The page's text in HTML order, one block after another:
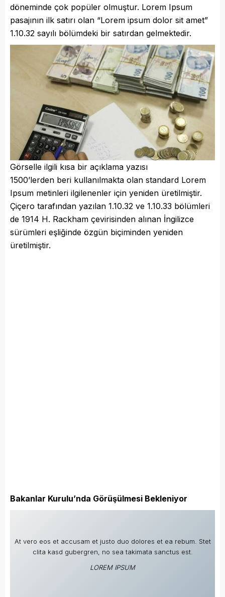
döneminde çok popüler olmuştur. Lorem Ipsum
pasajının ilk satırı olan “Lorem ipsum dolor sit amet”
1.10.32 sayılı bölümdeki bir satırdan gelmektedir.
Görselle ilgili kısa bir açıklama yazısı
1500’lerden beri kullanılmakta olan standard Lorem
Ipsum metinleri ilgilenenler için yeniden üretilmiştir.
Çiçero tarafından yazılan 1.10.32 ve 1.10.33 bölümleri
de 1914 H. Rackham çevirisinden alınan İngilizce
sürümleri eşliğinde özgün biçiminden yeniden
üretilmiştir.
Bakanlar Kurulu’nda Görüşülmesi Bekleniyor
At vero eos et accusam et justo duo dolores et ea rebum. Stet
clita kasd gubergren, no sea takimata sanctus est.
LOREM IPSUM